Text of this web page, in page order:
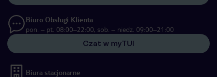
Biuro Obsługi Klienta
pon. – pt. 08:00–22:00, sob. – niedz. 09:00–21:00
Czat w myTUI
Biura stacjonarne